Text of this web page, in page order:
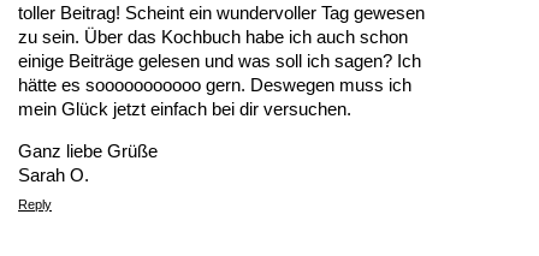
toller Beitrag! Scheint ein wundervoller Tag gewesen
zu sein. Über das Kochbuch habe ich auch schon
einige Beiträge gelesen und was soll ich sagen? Ich
hätte es sooooooooooo gern. Deswegen muss ich
mein Glück jetzt einfach bei dir versuchen.
Ganz liebe Grüße
Sarah O.
Reply